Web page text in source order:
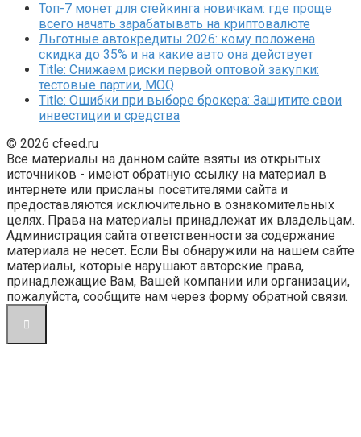
Топ-7 монет для стейкинга новичкам: где проще
всего начать зарабатывать на криптовалюте
Льготные автокредиты 2026: кому положена
скидка до 35% и на какие авто она действует
Title: Снижаем риски первой оптовой закупки:
тестовые партии, MOQ
Title: Ошибки при выборе брокера: Защитите свои
инвестиции и средства
© 2026 cfeed.ru
Все материалы на данном сайте взяты из открытых
источников - имеют обратную ссылку на материал в
интернете или присланы посетителями сайта и
предоставляются исключительно в ознакомительных
целях. Права на материалы принадлежат их владельцам.
Администрация сайта ответственности за содержание
материала не несет. Если Вы обнаружили на нашем сайте
материалы, которые нарушают авторские права,
принадлежащие Вам, Вашей компании или организации,
пожалуйста, сообщите нам через форму обратной связи.